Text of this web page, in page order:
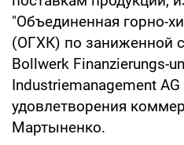
"Объединенная горно-
(ОГХК) по заниженной
Bollwerk Finanzierungs-
Industriemanagement AG
удовлетворения
Мартыненко.